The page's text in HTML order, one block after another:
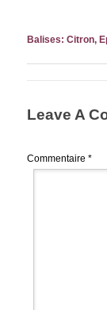
Balises: Citron,
Leave A
Commentaire *